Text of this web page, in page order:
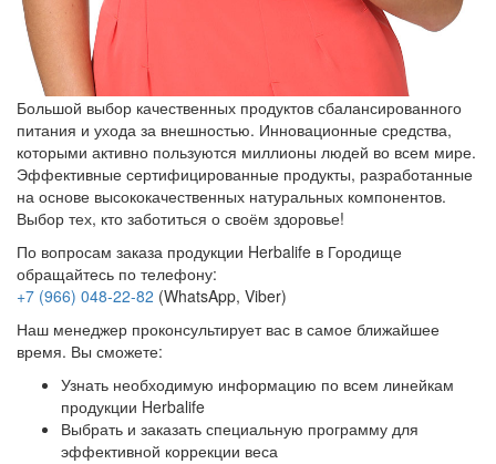
Большой выбор качественных продуктов сбалансированного
питания и ухода за внешностью. Инновационные средства,
которыми активно пользуются миллионы людей во всем мире.
Эффективные сертифицированные продукты, разработанные
на основе высококачественных натуральных компонентов.
Выбор тех, кто заботиться о своём здоровье!
По вопросам заказа продукции Herbalife в Городище
обращайтесь по телефону:
+7 (966) 048-22-82 (WhatsApp, Viber)
Наш менеджер проконсультирует вас в самое ближайшее
время. Вы сможете:
Узнать необходимую информацию по всем линейкам
продукции Herbalife
Выбрать и заказать специальную программу для
эффективной коррекции веса